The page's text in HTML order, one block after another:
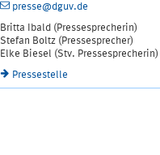
presse@dguv.de
Britta Ibald (Pressesprecherin)
Stefan Boltz (Pressesprecher)
Elke Biesel (Stv. Pressesprecherin)
Pressestelle